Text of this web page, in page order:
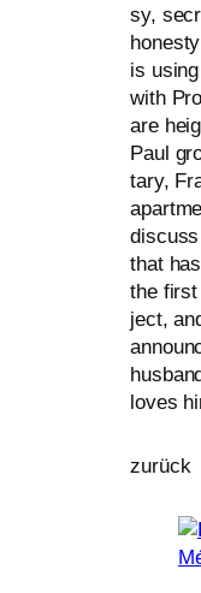
sy,
is
with
are
Paul
ta­ry,
that
the
ject,
loves
zurück